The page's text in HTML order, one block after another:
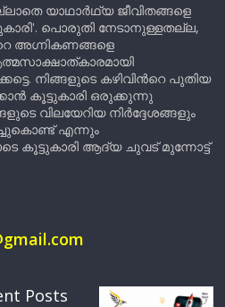
യാഥാർഥ്യ ജീവിതങ്ങളെ
പൊരുതി നേടാനുള്ളതല്ല,
അഗ്നികണങ്ങളെ
നിങ്ങളുടെ കഴിവിന്‍റെ പുതിയ
കൂട്ടുകാരി ഒരുക്കുന്നു
വിലയേറിയ നിർദ്ദേശങ്ങളും
എന്നും
കൂട്ടുകാരി ആദ്യ ചുവട് മുന്നോട്ട്
Posts